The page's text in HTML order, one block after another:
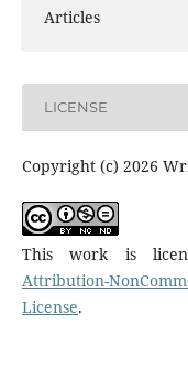
Articles
LICENSE
Copyright (c) 2026
This work is
Attribution-
License.